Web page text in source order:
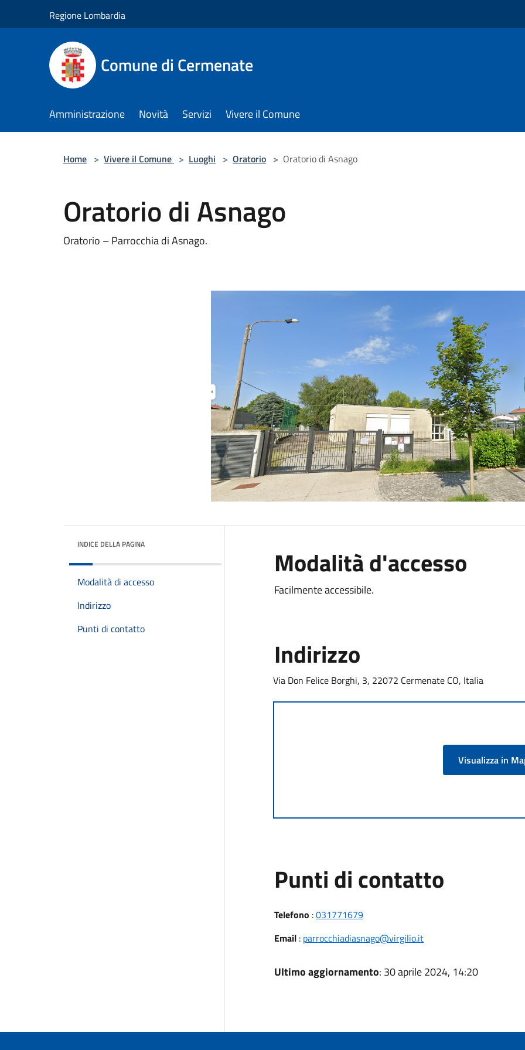
Regione Lombardia
Comune di Cermenate
Amministrazione Novità Servizi Vivere il Comune
Home > Vivere il Comune > Luoghi > Oratorio > Oratorio di Asnago
Oratorio di Asnago
Oratorio – Parrocchia di Asnago.
INDICE DELLA PAGINA
Modalità di accesso
Indirizzo
Punti di contatto
Modalità d'accesso
Facilmente accessibile.
Indirizzo
Via Don Felice Borghi, 3, 22072 Cermenate CO, Italia
Visualizza in
Punti di contatto
Telefono :031771679
Email: parrocchiadiasnago@virgilio.it
Ultimo aggiornamento: 30 aprile 2024, 14:20